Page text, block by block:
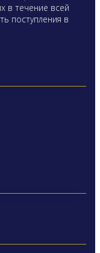
в течение всей
поступления в